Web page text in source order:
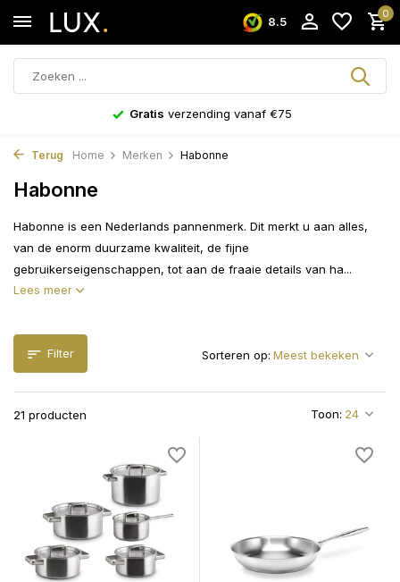
8.5
0
Niet goed?Geld terug!
Terug Home Merken Habonne
Habonne
Habonne is een Nederlands pannenmerk. Dit merkt u aan alles,
van de enorm duurzame kwaliteit, de fijne
gebruikerseigenschappen, tot aan de fraaie details van ha...
Lees meer
Filter
21 producten Toon:
Sorteren op: